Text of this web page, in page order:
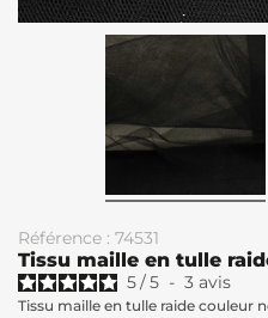
Référence : 74531
Tissu maille en tulle
5/5 - 3 avis
Tissu maille en tulle raide couleur